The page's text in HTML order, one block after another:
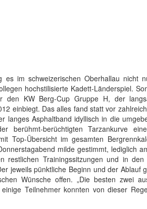
es im schweizerischen Oberhallau nicht
hochstilisierte Kadett-Länderspiel.
den KW Berg-Cup Gruppe H, der
einbiegt. Das alles fand statt vor
langes Asphaltband idyllisch in die
berühmt-berüchtigten Tarzankurve
Top-Übersicht im gesamten
milde gestimmt, lediglich
restlichen Trainingssitzungen und in
jeweils pünktliche Beginn und der Ablauf
Wünsche offen. „Die besten zwei
Teilnehmer konnten von dieser